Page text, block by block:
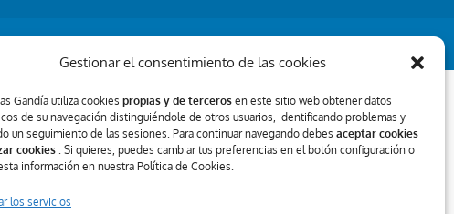
Gestionar el consentimiento de las cookies
Gandía utiliza cookies propias y de terceros en este sitio web obtener datos
de su navegación distinguiéndole de otros usuarios, identificando problemas y
un seguimiento de las sesiones. Para continuar navegando debes aceptar cookies
cookies . Si quieres, puedes cambiar tus preferencias en el botón configuración o
información en nuestra Política de Cookies.
los servicios